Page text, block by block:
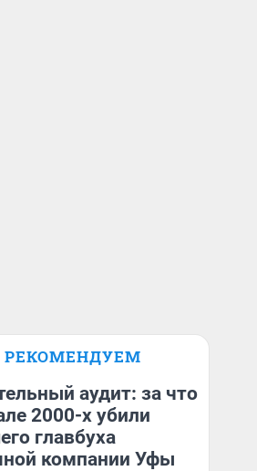
РЕКОМЕНДУЕМ
аудит: за что
2000-х убили
главбуха
компании Уфы